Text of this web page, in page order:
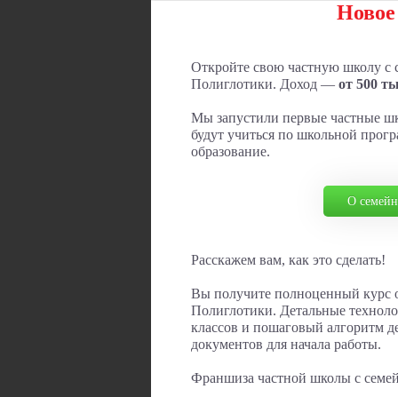
Откройте свою частную школу
Полиглотики. Доход — от 500
Мы запустили первые частные
будут учиться по школьной
образование.
О
Расскажем вам, как это сделать!
Вы получите полноценный курс
Полиглотики. Детальные
классов и пошаговый алгоритм
документов для начала работы.
Франшиза частной школы с